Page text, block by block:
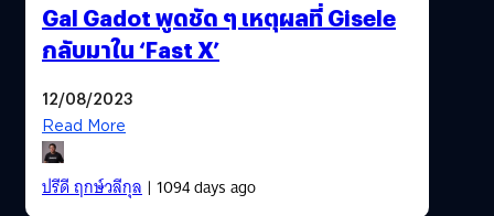
Gal Gadot พูดชัด ๆ เหตุผลที่ Gisele
กลับมาใน ‘Fast X’
12/08/2023
Read More
ปรีดี ฤกษ์วลีกุล| 1094 days ago